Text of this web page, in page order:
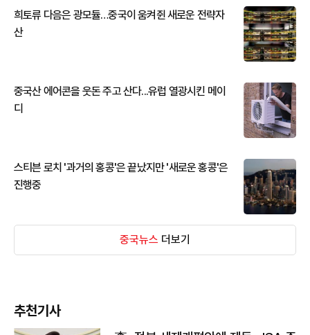
희토류 다음은 광모듈…중국이 움켜쥔 새로운 전략자
산
중국산 에어콘을 웃돈 주고 산다...유럽 열광시킨 메이
디
스티븐 로치 '과거의 홍콩'은 끝났지만 '새로운 홍콩'은
진행중
중국뉴스 더보기
추천기사